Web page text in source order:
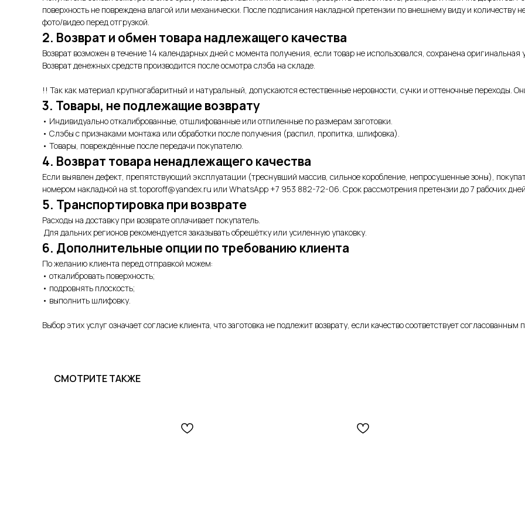
поверхность не повреждена влагой или механически. После подписания накладной претензии по внешнему виду и количеству
фото/видео перед отгрузкой.
2. Возврат и обмен товара надлежащего качества
Возврат возможен в течение 14 календарных дней с момента получения, если товар не использовался, сохранена
Возврат денежных средств производится после осмотра слэба на складе.
!! Так как материал крупногабаритный и натуральный, допускаются естественные неровности, сучки и оттеночные переходы.
3. Товары, не подлежащие возврату
• Индивидуально откалиброванные, отшлифованные или отпиленные по размерам заготовки.
• Слэбы с признаками монтажа или обработки после получения (распил, пропитка, шлифовка).
• Товары, повреждённые после передачи покупателю.
4. Возврат товара ненадлежащего качества
Если выявлен дефект, препятствующий эксплуатации (треснувший массив, сильное коробление, непросушенные зоны),
номером накладной на st.toporoff@yandex.ru или WhatsApp +7 953 882-72-06. Срок рассмотрения претензии до 7 рабочих
5. Транспортировка при возврате
Расходы на доставку при возврате оплачивает покупатель.
Для дальних регионов рекомендуется заказывать обрешётку или усиленную упаковку.
6. Дополнительные опции по требованию клиента
По желанию клиента перед отправкой можем:
• откалибровать поверхность;
• подровнять плоскость;
• выполнить шлифовку.
Выбор этих услуг означает согласие клиента, что заготовка не подлежит возврату, если качество соответствует согласованным
СМОТРИТЕ ТАКЖЕ